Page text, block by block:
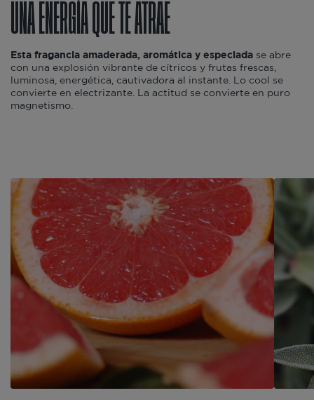
UNA ENERGÍA QUE TE ATRAE
Esta fragancia amaderada, aromática y especiada se abre
con una explosión vibrante de cítricos y frutas frescas,
luminosa, energética, cautivadora al instante. Lo cool se
convierte en electrizante. La actitud se convierte en puro
magnetismo.